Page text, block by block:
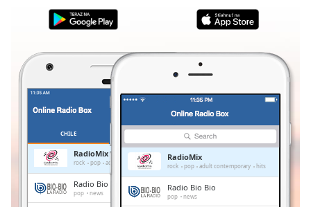
Duration-:-
0.00%
Stream
TypeLIVE
Seek to
LIVE
Remaining
Time-
CHILE
RadioMix
rock pop adult contemporary hits
Radio Bio Bio
pop news
RadioMix
rock pop adult contemporary hits
Radio Bio Bio
pop news